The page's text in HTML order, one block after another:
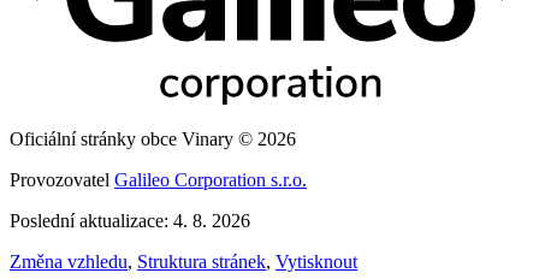
Oficiální stránky obce Vinary © 2026
Provozovatel Galileo Corporation s.r.o.
Poslední aktualizace: 4. 8. 2026
Změna vzhledu, Struktura stránek, Vytisknout